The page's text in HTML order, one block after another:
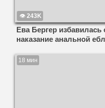
243K
Ева Бергер
наказание анальной
18 мин